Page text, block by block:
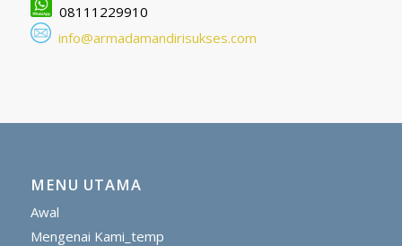
08111229910
info@armadamandirisukses.com
MENU UTAMA
Awal
Mengenai Kami_temp